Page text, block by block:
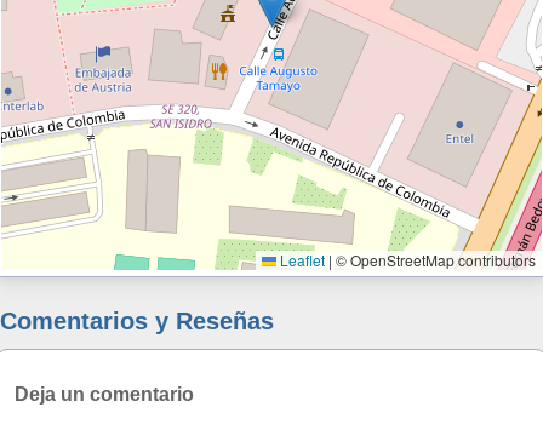
Leaflet | © OpenStreetMap contributors
Comentarios y Reseñas
Deja un comentario